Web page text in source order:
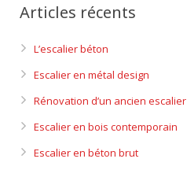
Articles récents
L’escalier béton
Escalier en métal design
Rénovation d’un ancien escalier
Escalier en bois contemporain
Escalier en béton brut